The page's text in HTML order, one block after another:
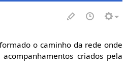
o caminho da rede onde
criados pela